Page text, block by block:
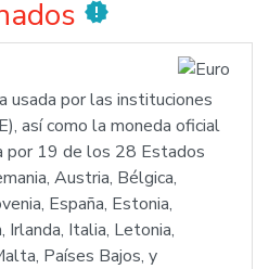
new_releases
usada por las instituciones
así como la moneda oficial
por 19 de los 28 Estados
Austria, Bélgica,
España, Estonia,
Irlanda, Italia, Letonia,
Países Bajos, y